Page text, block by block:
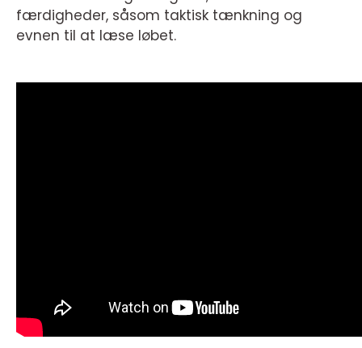
færdigheder, såsom taktisk tænkning og
evnen til at læse løbet.